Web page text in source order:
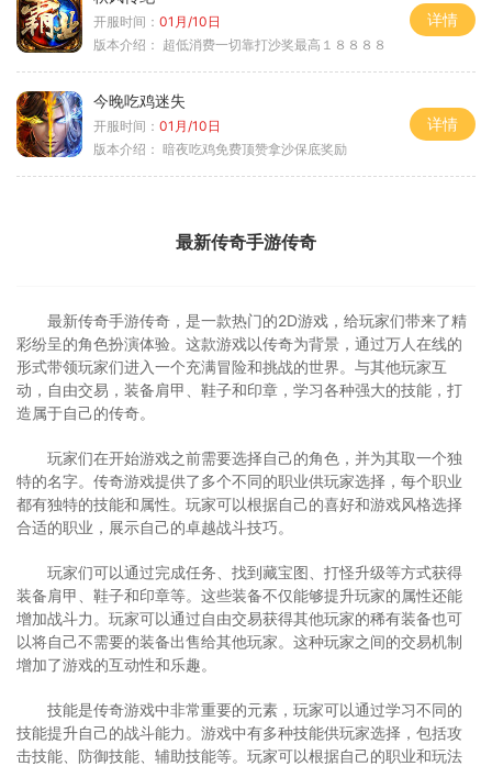
开服时间： 01月/10日
版本介绍： 超低消费一切靠打沙奖最高１８８８８
详情
今晚吃鸡迷失
开服时间： 01月/10日
版本介绍： 暗夜吃鸡免费顶赞拿沙保底奖励
详情
最新传奇手游传奇
最新传奇手游传奇，是一款热门的2D游戏，给玩家们带来了精
彩纷呈的角色扮演体验。这款游戏以传奇为背景，通过万人在线的
形式带领玩家们进入一个充满冒险和挑战的世界。与其他玩家互
动，自由交易，装备肩甲、鞋子和印章，学习各种强大的技能，打
造属于自己的传奇。
玩家们在开始游戏之前需要选择自己的角色，并为其取一个独
特的名字。传奇游戏提供了多个不同的职业供玩家选择，每个职业
都有独特的技能和属性。玩家可以根据自己的喜好和游戏风格选择
合适的职业，展示自己的卓越战斗技巧。
玩家们可以通过完成任务、找到藏宝图、打怪升级等方式获得
装备肩甲、鞋子和印章等。这些装备不仅能够提升玩家的属性还能
增加战斗力。玩家可以通过自由交易获得其他玩家的稀有装备也可
以将自己不需要的装备出售给其他玩家。这种玩家之间的交易机制
增加了游戏的互动性和乐趣。
技能是传奇游戏中非常重要的元素，玩家可以通过学习不同的
技能提升自己的战斗能力。游戏中有多种技能供玩家选择，包括攻
击技能、防御技能、辅助技能等。玩家可以根据自己的职业和玩法